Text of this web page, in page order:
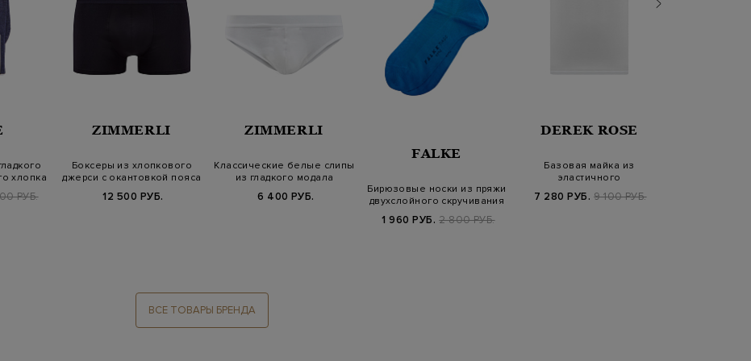
хлопка
РУБ.
ZIMMERLI
Боксеры из хлопкового
джерси с окантовкой пояса
12 500 РУБ.
ZIMMERLI
Классические белые слипы
из гладкого модала
6 400 РУБ.
FALKE
Бирюзовые носки из пряжи
двухслойного скручивания
1 960 РУБ. 2 800 РУБ.
DEREK ROSE
Базовая майка из
эластичного
7 280 РУБ. 9 100 РУБ.
ВСЕ ТОВАРЫ БРЕНДА